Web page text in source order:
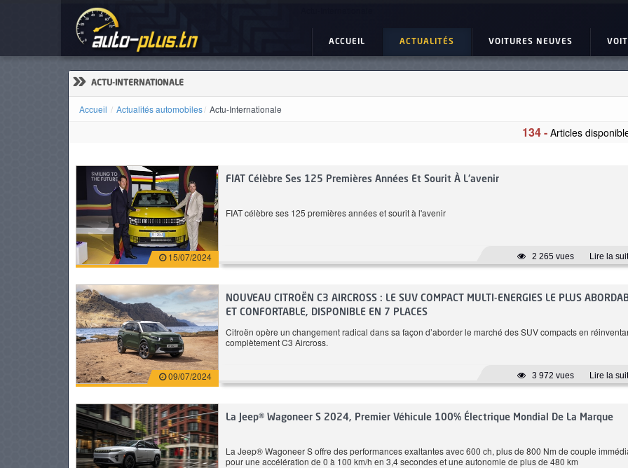
ACCUEIL ACTUALITÉS VOITURES NEUVES
» ACTU-INTERNATIONALE
Accueil Actualités automobiles Actu-Internationale
134 - Articles
15/07/2024
FIAT Célèbre Ses 125 Premières Années Et Sourit À L'avenir
FIAT célèbre ses 125 premières années et sourit à l'avenir
2 265 vues Lire la
09/07/2024
NOUVEAU CITROËN C3 AIRCROSS : LE SUV COMPACT MULTI-ENERGIES LE PLUS
ET CONFORTABLE, DISPONIBLE EN 7 PLACES
Citroën opère un changement radical dans sa façon d’aborder le marché des SUV compacts en
complètement C3 Aircross.
3 972 vues Lire la
La Jeep® Wagoneer S 2024, Premier Véhicule 100% Électrique Mondial De La Marque
La Jeep® Wagoneer S offre des performances exaltantes avec 600 ch, plus de 800 Nm de couple
pour une accélération de 0 à 100 km/h en 3,4 secondes et une autonomie de plus de 480 km
163 CH
7 L/100 km
Automatique
Prix: 204 900 DT Prix: 179 980 DT
6.6 L/100 km
Prix: 279 900 DT
BMW Serie 4 Gran Coupe
420i Pack M Standard Range GT-LINE 420i Pack M
ACTUALITÉS
VOITURES
D'OCCASION
CAMIONS